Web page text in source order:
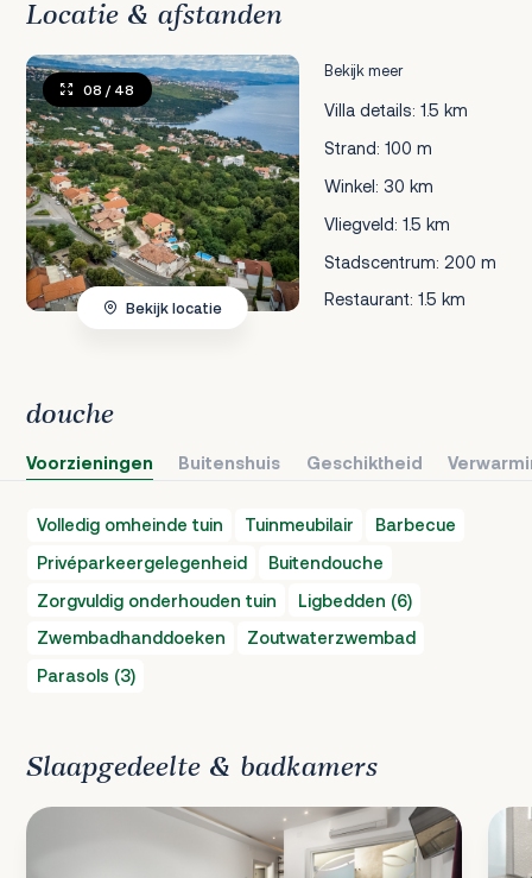
Locatie & afstanden
Bekijk meer
Villa details: 1.5 km
Strand: 100 m
Winkel: 30 km
Vliegveld: 1.5 km
Stadscentrum: 200 m
Restaurant: 1.5 km
08 / 48
Bekijk locatie
douche
Voorzieningen Buitenshuis Geschiktheid
Volledig omheinde tuin Tuinmeubilair
Barbecue
Privéparkeergelegenheid
Buitendouche
Zorgvuldig onderhouden tuin
Ligbedden (6)
Zwembadhanddoeken
Zoutwaterzwembad
Parasols (3)
Slaapgedeelte & badkamers